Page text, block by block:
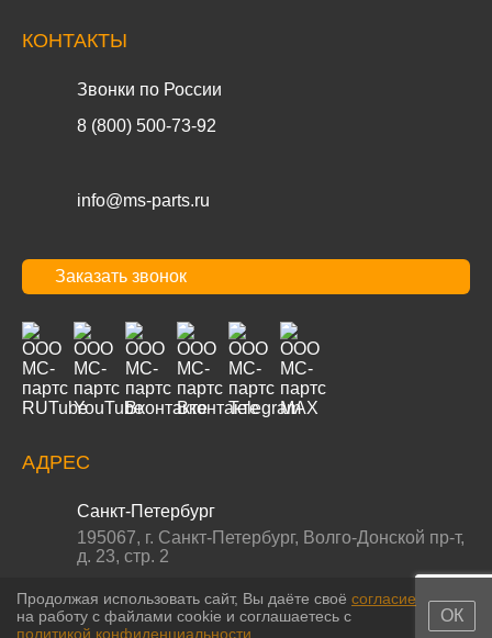
КОНТАКТЫ
Звонки по России
8 (800) 500-73-92
info@ms-parts.ru
Заказать звонок
АДРЕС
Санкт-Петербург
195067, г. Санкт-Петербург, Волго-Донской пр-т,
д. 23, стр. 2
Продолжая использовать сайт, Вы даёте своё согласие
на работу с файлами cookie и соглашаетесь с
политикой конфиденциальности
ОК